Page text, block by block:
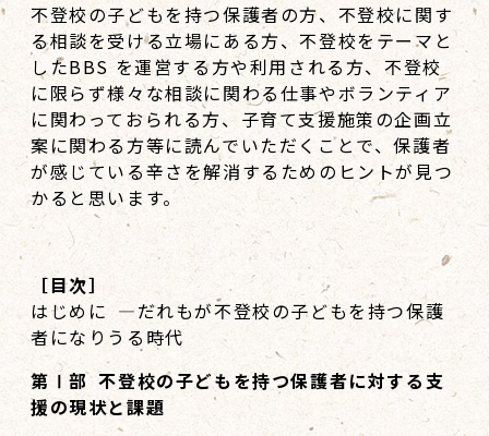
不登校の子どもを持つ保護者の方、不登校に関す
る相談を受ける立場にある方、不登校をテーマと
したBBS を運営する方や利用される方、不登校
に限らず様々な相談に関わる仕事やボランティア
に関わっておられる方、子育て支援施策の企画立
案に関わる方等に読んでいただくことで、保護者
が感じている辛さを解消するためのヒントが見つ
かると思います。
［目次］
はじめに ―だれもが不登校の子どもを持つ保護
者になりうる時代
第Ⅰ部 不登校の子どもを持つ保護者に対する支
援の現状と課題